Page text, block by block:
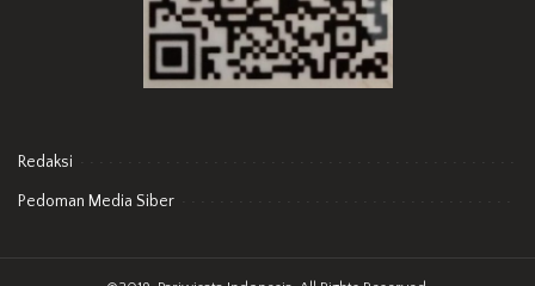
Redaksi
Pedoman Media Siber